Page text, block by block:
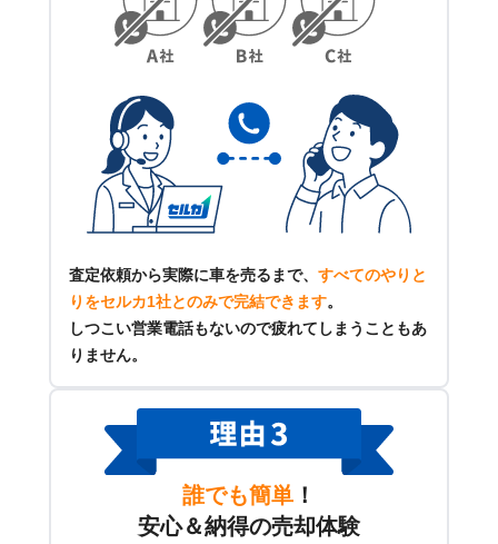
査定依頼から実際に車を売るまで、 すべてのやりと
りをセルカ1社とのみで完結できます。
しつこい営業電話もないので疲れてしまうこともあ
りません。
誰でも簡単 ！
安心＆納得の売却体験